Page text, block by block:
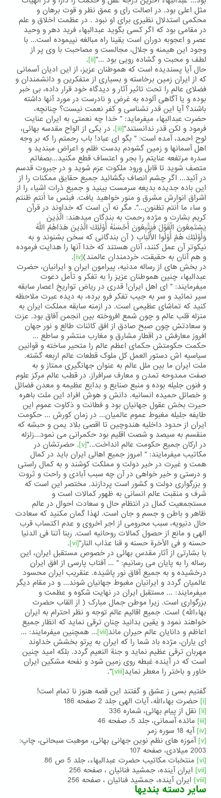
مثل اعلی بود. در اصالت رای و عمق نظر و قوت برهان و
محکمی استدلال نظیری برای او نبود . در عظمت اخلاق و علم
در مقامی بود که اگر کسی بگوید عبدالبهاء فرید دهر و وحید
عصر و اعجوبه دوران است یقینا راه مبالغه نپیموده است... با
وجود این هیمنه و جلال، مجالست و مصاحبت با وی پر از
لطف و محبت و گشاده رویی بود ..."[ii]
.
حال آیا پسندیده است که هموطنان عزیز، از این ادیان آسمانی
که از ایران زمین برخاسته و بسیاری از متفکرین و دانشمندان و
فضلای عالم را تحت تاثیر آثار و دیدگاه خود قرار داده، بی خبر
بوده و یا آگاهی آلوده به غرض و نادرست در مورد آنها داشته
باشند؟ آیا این قدر نشناسی و کفر نعمت نیست؟ چنانچه،
حضرت عبدالبهاء میفرماید: " خدا چه نعمتی به ایران عنایت
فرمود و لکن قدر ندانستند"[iii]
. در یکی از الواح مقدسه بهائی،
لوح احمد، آمده است: " بگو ای عباد! باب رحمتم را که بر وجه
اهل آسمانها و زمین گشودم بدست ظلم و اعراض مبندید و
سدره مرتفعه عنایتم را بجر و اعتساف قطع مکنید...بصفاتم
متصف شوید تا قابل ورود ملکوت عزم شوید و در جبروت قدسم
در آئید... اگر چشم انصاف بگشائید جمیع حقایق ممکنات را از
این باده جدیده بدیعه سرمست بینید و جمیع ذرات اشیاء را از
اشراق انوارش مشرق و منور خواهید یافت. فبئس ما اًنتم ظنتم
و ساء ما اًنتم تظنون...". مگر نه آن است که خداوند در قرآن
کریم بشارت و مژده رحمت به بندگان میدهند: الَّذِينَ
يَسْتَمِعُونَ الْقَوْلَ فَيَتَّبِعُونَ أَحْسَنَهُ أُوْلَئِكَ الَّذِينَ هَدَاهُمُ اللَّهُ
وَأُوْلَئِكَ هُمْ أُوْلُوا الْأَلْبَابِ ( آن بندگانی که سخن بشنوند و به
نیکوتر آن عمل کنند، آنان هستند که خدا آنها را هدایت فرموده
و هم آنان به حقیقت، خردمندان عالمند)[iv]
.
در بخش های از رساله مدنیه، پیرامون ایران و ایرانیان، حضرت
عبدالبهاء چنین هموطنان عزیز را به تفکر و تأمل دعوت
میفرمایند: " ای اهل ایران! قدری در ریاض تواریخ اعصار سابقه
سیر نمائید و سر به جیب تفکر فرو برده، به دیده عبرت ملاحظه
کنید که تماشای عظیمی است. در ازمنه سابقه مملکت ایران به
منزله قلب عالم و چون شمع افروخته بین انجمن آفاق بود. عزت
و سعادتش چون صبح صادق از افق کائنات طالع و نور جهان
افروز معارفش در اقطار مشارق و مغارب منتشر و ساطع ...
حکمت حکومتش حکمای اعظم عالم را متحیر ساخته و قوانین
سیاسیه اش دستور العمل کل ملوک قطعات عالم اربعه گشته.
ملت ایران ما بین ملل عالم به عنوان جهانگیری ممتاز و به
صفت ممدوحه تمدن و معارف سرافراز. در قطب عالم مرکز علوم
و فنون جلیله بوده و منبع صنایع و بدایع عظیمه و معدن فضائل
و خصائل حمیده انسانیه. دانش و هوش افراد این ملت باهره
حیرت بخش عقول جهانیان بود و فطانت و ذکاوت عموم این
طایفه جلیله مغبوط عموم عالمیان... در زمان کورش ... حکومت
ایران از حدود داخلیه هندوچین تا اقصی بلاد یمن و حبشه که
منقسم به سیصد و شصت اقلیم بود حکمرانی می نمود...زلزله
در ارکان جمیع حکومت عالم انداخت..."[v] . حضرتشان در
مکاتیب میفرمایند: " امروز جمیع اهالی ایران باید در کمال
همت و غیرت در خیر دولت و مملکت کوشند و به کمال راستی
و درستی و خیر خواهی در آن چه سبب آبادی و راحت و ثروت
و بزرگواری دولت و کشور است پردازند. مختصر این است که
شرف و منقبت عالم انسانی به ظهور کمالات است و
مستجمعیت کمال در انتظام حال و سعادت احوال در عالم
ظاهر و باطن و جسم و جان است. لهذا گمان مکنید که سعادت
حال دنیویه، سبب محرومی از اجر اخروی و عدم اکتساب قرب
الهی و مانع از حصول کمالات روحانیه است. ربنا آتنا فی الدنیا
حسنه و فی الأخرة حسنه و قنا عذاب النار"[vi]
.
با بشارتی از آثار مقدس بهائی در خصوص مستقبل ایران، این
رساله را به پایان می رسانیم: " ... آفتاب پارسی از افق ایران
درخشیده و به جمیع آفاق نور پاشیده. عنقریب ایران محسود
عالمیان گردد و ایرانیان مغبوط جهانیان شوند... و در مقام دیگر
میفرمایند: ... مستقبل ایران در نهایت شکوه و عظمت و
بزرگواری است. زیرا موطن جمال مبارک ( از القاب حضرت
بهاءالله) است. جمیع اقالیم عالم توجه و نظر احترام به ایران
خواهند نمود و یقین بدانید چنان ترقی نماید که انظار جمیع
اعاظم و دانایان عالم حیران ماند[vii]
... همچنین میفرمایند: ...
ای یاران، مژده باد شما را که ایران به پرتو بخشش خداوند
مهربان ترقی عظیم نماید و جنة النعیم گردد. بلکه امید چنین
است که در آینده غبطه روی زمین شود و نفحه مشکین ایران
خاور و باختر را معطر نماید[viii]
".
گفتیم بسی ز عشق و گفتند این قصه هنوز نا تمام است!
[i] حضرت بهاءالله، آیات الهی جلد 2 صفحه 186
[ii]
نقل از پیام بهائی، شماره 336
[iii]
مائده آسمانی، جلد 5، صفحه 46
[iv]
آیه 18 سوره زمر
[v]
آموزه های نظم نوین جهانی بهائی، موهبت سبحانی، چاپ:
2003 میلادی، صفحه 107
[vi]
منتخبات مکاتیب حضرت عبدالبهاء، جلد 5 ص 86
[vii]
ایران آینده، جمشید فنائیان ، صفحه 256
[viii]
ایران آینده، جمشید فنائیان ، صفحه 256
سایر دسته بندیها